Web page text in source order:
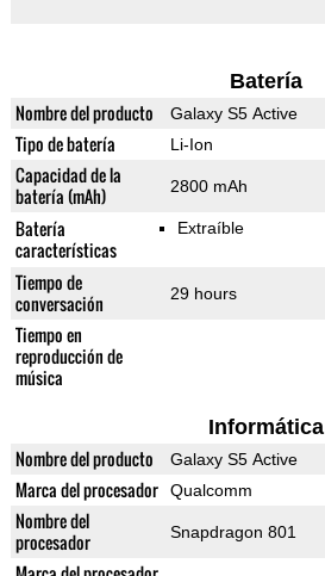
Batería
Nombre del producto Galaxy S5 Active
Tipo de batería Li-Ion
Capacidad de la
batería (mAh)
2800 mAh
Batería
características
Extraíble
Tiempo de
conversación
29 hours
Tiempo en
reproducción de
música
Informática
Nombre del producto Galaxy S5 Active
Marca del procesador Qualcomm
Nombre del
procesador
Snapdragon 801